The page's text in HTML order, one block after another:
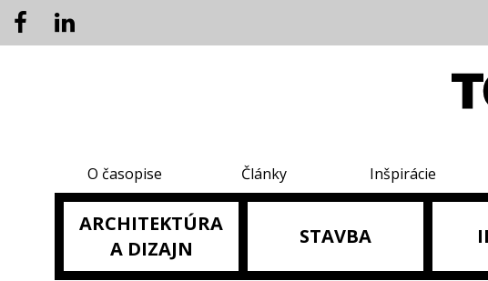
O časopise Články Inšpirácie
ARCHITEKTÚRA
A DIZAJN
STAVBA